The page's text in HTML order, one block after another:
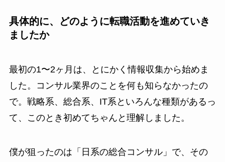
具体的に、どのように転職活動を進めていき
ましたか
最初の1〜2ヶ月は、とにかく情報収集から始めま
した。コンサル業界のことを何も知らなかったの
で。戦略系、総合系、IT系といろんな種類があるっ
て、このとき初めてちゃんと理解しました。
僕が狙ったのは「日系の総合コンサル」で、その